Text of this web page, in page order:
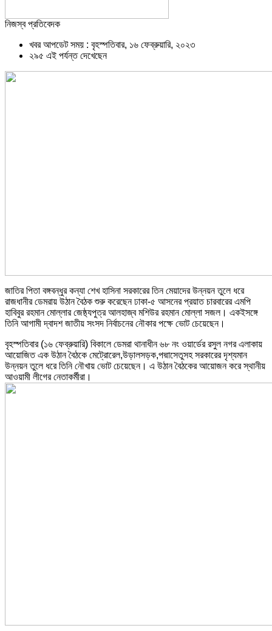
নিজস্ব প্রতিবেদক
খবর আপডেট সময় : বৃহস্পতিবার, ১৬ ফেব্রুয়ারি, ২০২৩
২৯৫ এই পর্যন্ত দেখেছেন
জাতির পিতা বঙ্গবন্ধুর কন্যা শেখ হাসিনা সরকারের তিন মেয়াদের উন্নয়ন তুলে ধরে
রাজধানীর ডেমরায় উঠান বৈঠক শুরু করেছেন ঢাকা-৫ আসনের প্রয়াত চারবারের এমপি
হাবিবুর রহমান মোল্লার জেষ্ঠ্যপুত্র আলহাজ্ব মশিউর রহমান মোল্লা সজল। একইসঙ্গে
তিনি আগামী দ্বাদশ জাতীয় সংসদ নির্বাচনের নৌকার পক্ষে ভোট চেয়েছেন।
বৃহস্পতিবার (১৬ ফেব্রুয়ারি) বিকালে ডেমরা থানাধীন ৬৮ নং ওয়ার্ডের রসুল নগর এলাকায়
আয়োজিত এক উঠান বৈঠকে মেট্রোরেল,উড়ালসড়ক,পদ্মাসেতুসহ সরকারের দৃশ্যমান
উন্নয়ন তুলে ধরে তিনি নৌখায় ভোট চেয়েছেন। এ উঠান বৈঠকের আয়োজন করে স্থানীয়
আওয়ামী লীগের নেতাকর্মীরা।